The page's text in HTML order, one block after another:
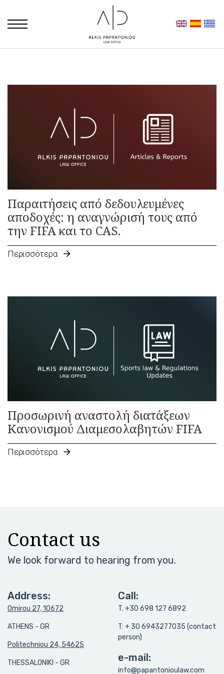
Παραιτήσεις από δεδουλευμένες
αποδοχές: η αναγνώρισή τους από
την FIFA και το CAS.
Περισσότερα
Προσωρινή αναστολή διατάξεων
Κανονισμού Διαμεσολαβητών FIFA
Περισσότερα
Contact us
We look forward to hearing from you.
Address:
Omirou 27, 10672
ATHENS - GR
Politechniou 24, 54625
THESSALONIKI - GR
Call:
T. +30 698 127 6892
T: + 30 6943277035 (contact
person)
e-mail:
info@papantonioulaw.com